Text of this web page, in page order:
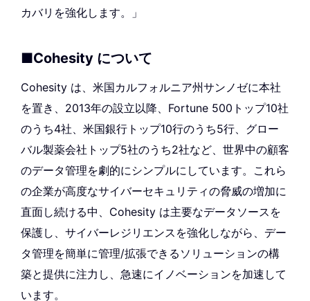
カバリを強化します。」
■Cohesity について
Cohesity は、米国カルフォルニア州サンノゼに本社
を置き、2013年の設立以降、Fortune 500トップ10社
のうち4社、米国銀行トップ10行のうち5行、グロー
バル製薬会社トップ5社のうち2社など、世界中の顧客
のデータ管理を劇的にシンプルにしています。これら
の企業が高度なサイバーセキュリティの脅威の増加に
直面し続ける中、Cohesity は主要なデータソースを
保護し、サイバーレジリエンスを強化しながら、デー
タ管理を簡単に管理/拡張できるソリューションの構
築と提供に注力し、急速にイノベーションを加速して
います。